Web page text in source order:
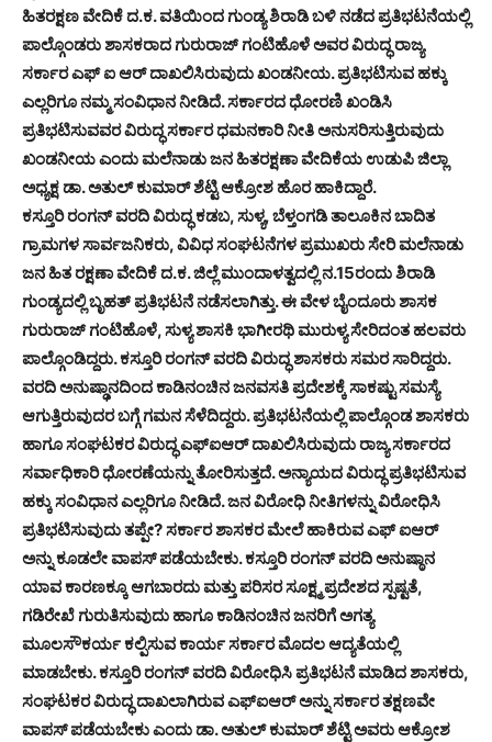
ಹಿತರಕ್ಷಣ ವೇದಿಕೆ ದ.ಕ. ವತಿಯಿಂದ ಗುಂಡ್ಯ ಶಿರಾಡಿ ಬಳಿ‌ ನಡೆದ ಪ್ರತಿಭಟನೆಯಲ್ಲಿ
ಪಾಲ್ಗೊಂಡರು ಶಾಸಕರಾದ ಗುರುರಾಜ್ ಗಂಟಿಹೊಳೆ ಅವರ ವಿರುದ್ಧ ರಾಜ್ಯ
ಸರ್ಕಾರ ಎಫ್ ಐ ಆರ್ ದಾಖಲಿಸಿರುವುದು ಖಂಡನೀಯ. ಪ್ರತಿಭಟಿಸುವ ಹಕ್ಕು
ಎಲ್ಲರಿಗೂ ನಮ್ಮ ಸಂವಿಧಾನ ನೀಡಿದೆ. ಸರ್ಕಾರದ ಧೋರಣಿ ಖಂಡಿಸಿ
ಪ್ರತಿಭಟಿಸುವವರ ವಿರುದ್ಧ ಸರ್ಕಾರ ಧಮನಕಾರಿ ನೀತಿ ಅನುಸರಿಸುತ್ತಿರುವುದು
ಖಂಡನೀಯ ಎಂದು ಮಲೆನಾಡು ಜನ ಹಿತರಕ್ಷಣಾ ವೇದಿಕೆಯ ಉಡುಪಿ ಜಿಲ್ಲಾ
ಅಧ್ಯಕ್ಷ ಡಾ. ಅತುಲ್ ಕುಮಾರ್ ಶೆಟ್ಟಿ ಆಕ್ರೋಶ ಹೊರ ಹಾಕಿದ್ದಾರೆ.
ಕಸ್ತೂರಿ ರಂಗನ್ ವರದಿ ವಿರುದ್ಧ ಕಡಬ, ಸುಳ್ಯ, ಬೆಳ್ತಂಗಡಿ ತಾಲೂಕಿನ ಬಾದಿತ
ಗ್ರಾಮಗಳ ಸಾರ್ವಜನಿಕರು, ವಿವಿಧ ಸಂಘಟನೆಗಳ ಪ್ರಮುಖರು ಸೇರಿ ಮಲೆನಾಡು
ಜನ ಹಿತ ರಕ್ಷಣಾ ವೇದಿಕೆ ದ.ಕ. ಜಿಲ್ಲೆ ಮುಂದಾಳತ್ವದಲ್ಲಿ ನ.15ರಂದು ಶಿರಾಡಿ
ಗುಂಡ್ಯದಲ್ಲಿ ಬೃಹತ್ ಪ್ರತಿಭಟನೆ ನಡೆಸಲಾಗಿತ್ತು. ಈ ವೇಳ ಬೈಂದೂರು ಶಾಸಕ
ಗುರುರಾಜ್ ಗಂಟಿಹೊಳೆ, ಸುಳ್ಯ ಶಾಸಕಿ ಭಾಗೀರಥಿ ಮುರುಳ್ಯ ಸೇರಿದಂತ ಹಲವರು
ಪಾಲ್ಗೊಂಡಿದ್ದರು. ಕಸ್ತೂರಿ ರಂಗನ್ ವರದಿ ವಿರುದ್ಧ ಶಾಸಕರು ಸಮರ ಸಾರಿದ್ದರು.
ವರದಿ ಅನುಷ್ಢಾನದಿಂದ ಕಾಡಿನಂಚಿನ ಜನವಸತಿ ಪ್ರದೇಶಕ್ಕೆ ಸಾಕಷ್ಟು ಸಮಸ್ಯೆ
ಆಗುತ್ತಿರುವುದರ ಬಗ್ಗೆ ಗಮನ ಸೆಳೆದಿದ್ದರು. ಪ್ರತಿಭಟನೆಯಲ್ಲಿ ಪಾಲ್ಗೊಂಡ ಶಾಸಕರು
ಹಾಗೂ ಸಂಘಟಕರ ವಿರುದ್ಧ ಎಫ್ಐಆರ್ ದಾಖಲಿಸಿರುವುದು ರಾಜ್ಯ ಸರ್ಕಾರದ
ಸರ್ವಾಧಿಕಾರಿ‌ ಧೋರಣೆಯನ್ನು ತೋರಿಸುತ್ತದೆ. ಅನ್ಯಾಯದ ವಿರುದ್ಧ ಪ್ರತಿಭಟಿಸುವ
ಹಕ್ಕು ಸಂವಿಧಾನ ಎಲ್ಲರಿಗೂ ನೀಡಿದೆ. ಜನ ವಿರೋಧಿ ನೀತಿಗಳನ್ನು ವಿರೋಧಿಸಿ
ಪ್ರತಿಭಟಿಸುವುದು ತಪ್ಪೇ? ಸರ್ಕಾರ ಶಾಸಕರ ಮೇಲೆ ಹಾಕಿರುವ ಎಫ್ ಐಆರ್
ಅನ್ನು ಕೂಡಲೇ ವಾಪಸ್ ಪಡೆಯಬೇಕು. ಕಸ್ತೂರಿ ರಂಗನ್ ವರದಿ ಅನುಷ್ಠಾನ
ಯಾವ ಕಾರಣಕ್ಕೂ ಆಗಬಾರದು ಮತ್ತು ಪರಿಸರ ಸೂಕ್ಷ್ಮ ಪ್ರದೇಶದ ಸ್ಪಷ್ಟತೆ,
ಗಡಿರೇಖೆ ಗುರುತಿಸುವುದು ಹಾಗೂ ಕಾಡಿನಂಚಿನ ಜನರಿಗೆ ಅಗತ್ಯ
ಮೂಲಸೌಕರ್ಯ ಕಲ್ಪಿಸುವ ಕಾರ್ಯ ಸರ್ಕಾರ ಮೊದಲ ಆದ್ಯತೆಯಲ್ಲಿ
ಮಾಡಬೇಕು. ಕಸ್ತೂರಿ ರಂಗನ್ ವರದಿ ವಿರೋಧಿಸಿ ಪ್ರತಿಭಟನೆ ಮಾಡಿದ ಶಾಸಕರು,
ಸಂಘಟಕರ ವಿರುದ್ಧ ದಾಖಲಾಗಿರುವ ಎಫ್ಐಆರ್ ಅನ್ನು ಸರ್ಕಾರ ತಕ್ಷಣವೇ
ವಾಪಸ್ ಪಡೆಯಬೇಕು ಎಂದು ಡಾ. ಅತುಲ್ ಕುಮಾರ್ ಶೆಟ್ಟಿ ಅವರು ಆಕ್ರೋಶ